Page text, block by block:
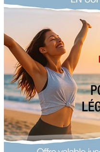
Suiv. ›
au départ
le 16/06/2013 à 15:58
mon 2e bébé ce qui fait que
forme et perdre environ 25 kilos
viens juste de
sur